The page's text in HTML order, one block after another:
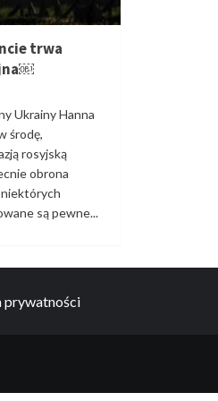
trwa
Ukrainy Hanna
środę,
rosyjską
obrona
niektórych
są pewne...
prywatności